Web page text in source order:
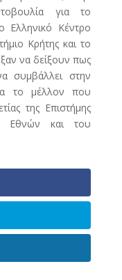
για το
Ελληνικό Κέντρο
Κρήτης και το
να δείξουν πως
συμβάλλει στην
το μέλλον που
της Επιστήμης
Εθνών και του